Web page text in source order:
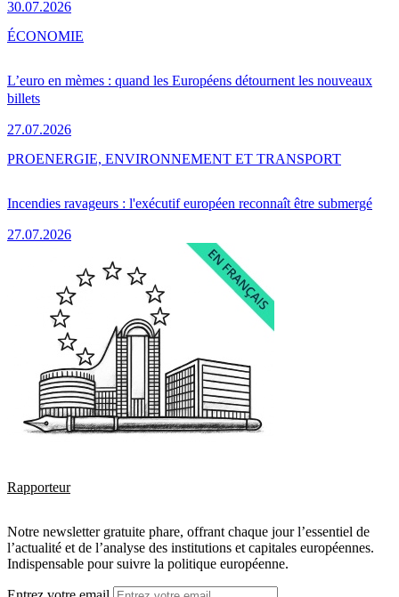
30.07.2026
L’euro en mèmes : quand les Européens détournent les nouveaux
billets
27.07.2026
ÉCONOMIE
Incendies ravageurs : l'exécutif européen reconnaît être submergé
27.07.2026
PROENERGIE, ENVIRONNEMENT ET TRANSPORT
Rapporteur
Notre newsletter gratuite phare, offrant chaque jour l’essentiel de
l’actualité et de l’analyse des institutions et capitales européennes.
Indispensable pour suivre la politique européenne.